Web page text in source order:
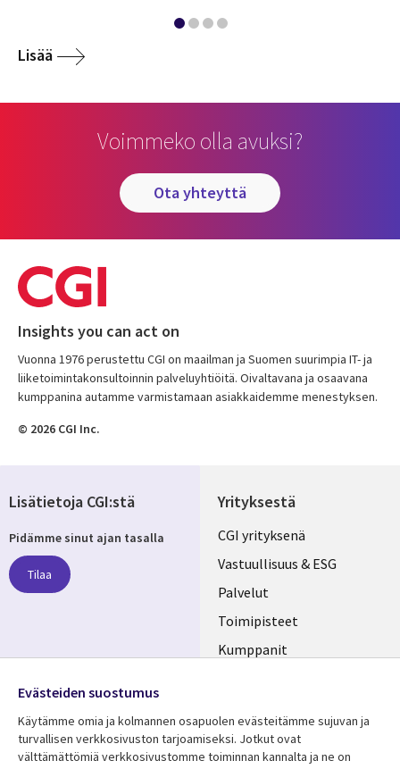
Lisää
Voimmeko olla avuksi?
ota yhteyttä
Insights you can act on
Vuonna 1976 perustettu CGI on maailman ja Suomen suurimpia IT- ja
liiketoimintakonsultoinnin palveluyhtiöitä. Oivaltavana ja osaavana
kumppanina autamme varmistamaan asiakkaidemme menestyksen.
© 2026 CGI Inc.
Yrityksestä
Useful
links
FINLAND
CGI yrityksenä
Vastuullisuus & ESG
Palvelut
Toimipisteet
Kumppanit
Lisätietoja CGI:stä
Pidämme sinut ajan tasalla
Tilaa
Media
FINLAND
Evästeiden suostumus
Käytämme omia ja kolmannen osapuolen evästeitämme sujuvan ja
turvallisen verkkosivuston tarjoamiseksi. Jotkut ovat
välttämättömiä verkkosivustomme toiminnan kannalta ja ne on